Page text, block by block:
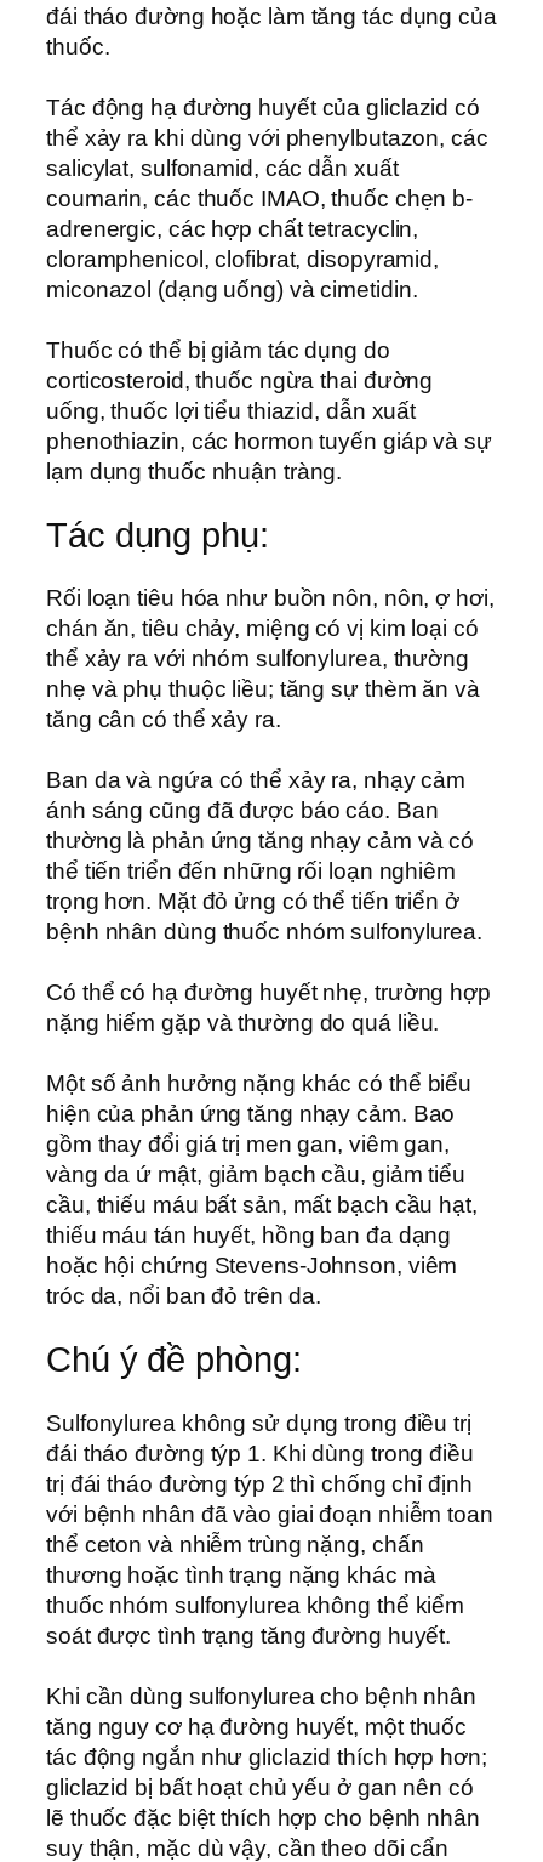
đái tháo đường hoặc làm tăng tác dụng của
thuốc.
Tác động hạ đường huyết của gliclazid có
thể xảy ra khi dùng với phenylbutazon, các
salicylat, sulfonamid, các dẫn xuất
coumarin, các thuốc IMAO, thuốc chẹn b-
adrenergic, các hợp chất tetracyclin,
cloramphenicol, clofibrat, disopyramid,
miconazol (dạng uống) và cimetidin.
Thuốc có thể bị giảm tác dụng do
corticosteroid, thuốc ngừa thai đường
uống, thuốc lợi tiểu thiazid, dẫn xuất
phenothiazin, các hormon tuyến giáp và sự
lạm dụng thuốc nhuận tràng.
Tác dụng phụ:
Rối loạn tiêu hóa như buồn nôn, nôn, ợ hơi,
chán ăn, tiêu chảy, miệng có vị kim loại có
thể xảy ra với nhóm sulfonylurea, thường
nhẹ và phụ thuộc liều; tăng sự thèm ăn và
tăng cân có thể xảy ra.
Ban da và ngứa có thể xảy ra, nhạy cảm
ánh sáng cũng đã được báo cáo. Ban
thường là phản ứng tăng nhạy cảm và có
thể tiến triển đến những rối loạn nghiêm
trọng hơn. Mặt đỏ ửng có thể tiến triển ở
bệnh nhân dùng thuốc nhóm sulfonylurea.
Có thể có hạ đường huyết nhẹ, trường hợp
nặng hiếm gặp và thường do quá liều.
Một số ảnh hưởng nặng khác có thể biểu
hiện của phản ứng tăng nhạy cảm. Bao
gồm thay đổi giá trị men gan, viêm gan,
vàng da ứ mật, giảm bạch cầu, giảm tiểu
cầu, thiếu máu bất sản, mất bạch cầu hạt,
thiếu máu tán huyết, hồng ban đa dạng
hoặc hội chứng Stevens-Johnson, viêm
tróc da, nổi ban đỏ trên da.
Chú ý đề phòng:
Sulfonylurea không sử dụng trong điều trị
đái tháo đường týp 1. Khi dùng trong điều
trị đái tháo đường týp 2 thì chống chỉ định
với bệnh nhân đã vào giai đoạn nhiễm toan
thể ceton và nhiễm trùng nặng, chấn
thương hoặc tình trạng nặng khác mà
thuốc nhóm sulfonylurea không thể kiểm
soát được tình trạng tăng đường huyết.
Khi cần dùng sulfonylurea cho bệnh nhân
tăng nguy cơ hạ đường huyết, một thuốc
tác động ngắn như gliclazid thích hợp hơn;
gliclazid bị bất hoạt chủ yếu ở gan nên có
lẽ thuốc đặc biệt thích hợp cho bệnh nhân
suy thận, mặc dù vậy, cần theo dõi cẩn